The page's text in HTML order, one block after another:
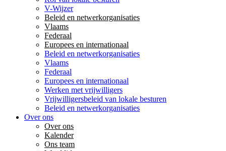
V-Wijzer
Beleid en netwerkorganisaties
Vlaams
Federaal
Europees en internationaal
Beleid en netwerkorganisaties
Vlaams
Federaal
Europees en internationaal
Werken met vrijwilligers
Vrijwilligersbeleid van lokale besturen
Beleid en netwerkorganisaties
Over ons
Over ons
Kalender
Ons team